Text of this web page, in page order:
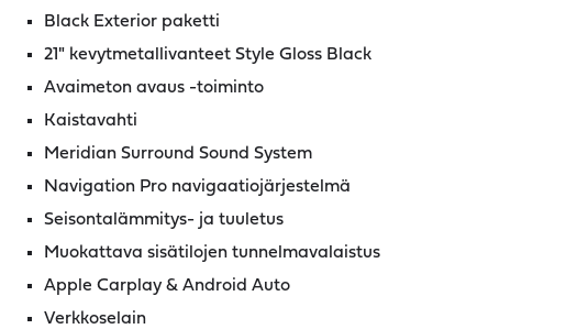
Black Exterior paketti
21" kevytmetallivanteet Style Gloss Black
Avaimeton avaus -toiminto
Kaistavahti
Meridian Surround Sound System
Navigation Pro navigaatiojärjestelmä
Seisontalämmitys- ja tuuletus
Muokattava sisätilojen tunnelmavalaistus
Apple Carplay & Android Auto
Verkkoselain